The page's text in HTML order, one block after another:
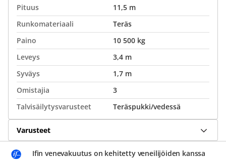
Pituus
11,5 m
Runkomateriaali
Teräs
Paino
10 500 kg
Leveys
3,4 m
Syväys
1,7 m
Omistajia
3
Talvisäilytysvarusteet
Teräspukki/vedessä
Varusteet
Ifin venevakuutus on kehitetty veneilijöiden kanssa